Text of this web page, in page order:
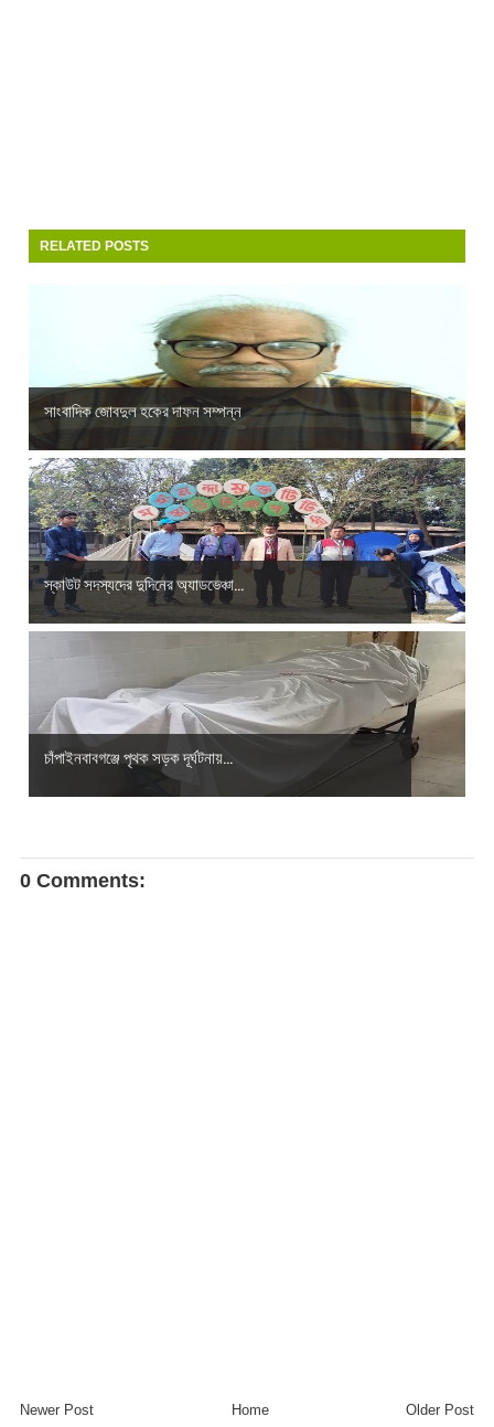
RELATED POSTS
সাংবাদিক জোবদুল হকের দাফন সম্পন্ন
স্কাউট সদস্যদের দুদিনের অ্যাডভেঞ্চা...
চাঁপাইনবাবগঞ্জে পৃথক সড়ক দূর্ঘটনায়...
0 Comments:
Newer Post Older Post
Home